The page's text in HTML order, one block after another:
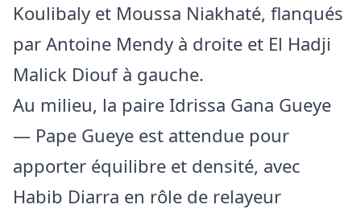
Koulibaly et Moussa Niakhaté, flanqués
par Antoine Mendy à droite et El Hadji
Malick Diouf à gauche.
Au milieu, la paire Idrissa Gana Gueye
— Pape Gueye est attendue pour
apporter équilibre et densité, avec
Habib Diarra en rôle de relayeur